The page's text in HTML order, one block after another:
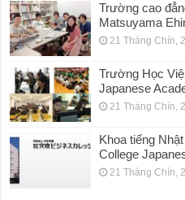
Trường cao
Matsuyama
21 Tháng Chín,
Trường Học
Japanese
21 Tháng Chín,
Khoa tiếng
College
21 Tháng Chín,